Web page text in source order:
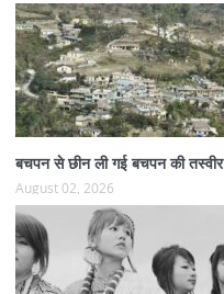
बचपन से छीन ली गई बचपन की तस्वीर
August 02, 2026